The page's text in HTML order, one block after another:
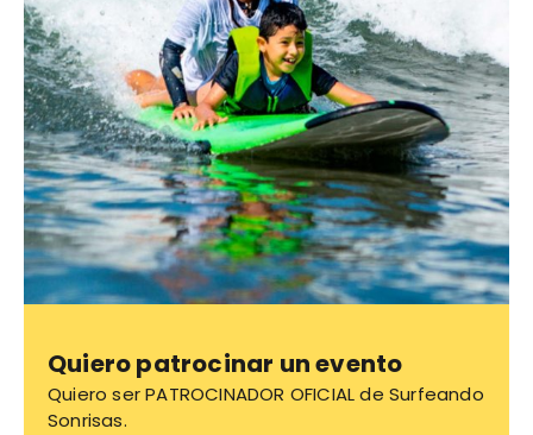
Quiero patrocinar un evento
Quiero ser PATROCINADOR OFICIAL de Surfeando
Sonrisas.